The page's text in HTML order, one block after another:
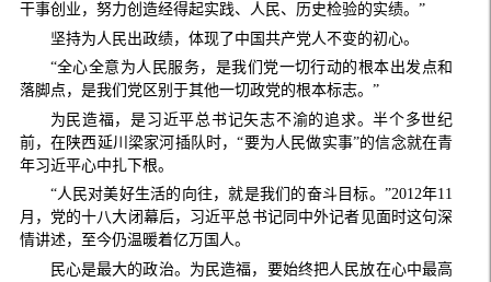
干事创业，努力创造经得起实践、人民、历史检验的实绩。”
坚持为人民出政绩，体现了中国共产党人不变的初心。
“全心全意为人民服务，是我们党一切行动的根本出发点和
落脚点，是我们党区别于其他一切政党的根本标志。”
为民造福，是习近平总书记矢志不渝的追求。半个多世纪
前，在陕西延川梁家河插队时，“要为人民做实事”的信念就在青
年习近平心中扎下根。
“人民对美好生活的向往，就是我们的奋斗目标。”2012年11
月，党的十八大闭幕后，习近平总书记同中外记者见面时这句深
情讲述，至今仍温暖着亿万国人。
民心是最大的政治。为民造福，要始终把人民放在心中最高